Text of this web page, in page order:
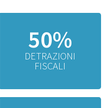
50%
DETRAZIONI
FISCALI